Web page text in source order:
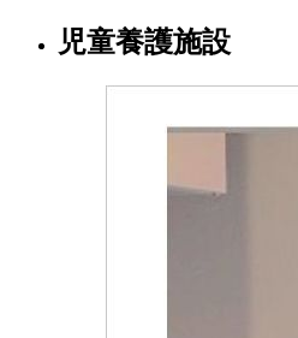
児童養護施設